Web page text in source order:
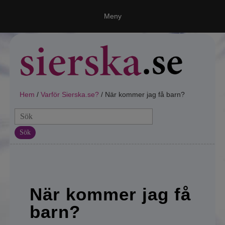
Meny
Våra medium
Spålinjer!
Varför Sierska.se?
Kommer jag någonsin att träffa någon?
Hem / Varför Sierska.se? / När kommer jag få barn?
Sök
När kommer jag få
barn?